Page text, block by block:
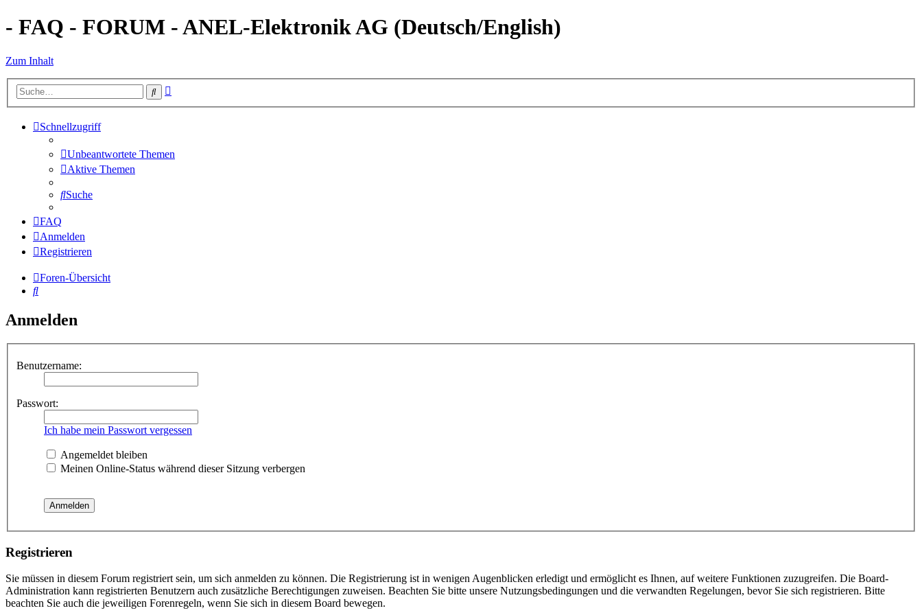
- FAQ - FORUM - ANEL-Elektronik AG (Deutsch/English)
Zum Inhalt
Suche
Schnellzugriff
Unbeantwortete Themen
Aktive Themen
Suche
FAQ
Anmelden
Registrieren
Foren-Übersicht
Suche
Anmelden
Benutzername:
Passwort:
Ich habe mein Passwort vergessen
Angemeldet bleiben
Meinen Online-Status während dieser Sitzung verbergen
Registrieren
Sie müssen in diesem Forum registriert sein, um sich anmelden zu können. Die Registrierung ist in wenigen Augenblicken erledigt und ermöglicht es Ihnen, auf weitere Funktionen zuzugreifen. Die Board-
Administration kann registrierten Benutzern auch zusätzliche Berechtigungen zuweisen. Beachten Sie bitte unsere Nutzungsbedingungen und die verwandten Regelungen, bevor Sie sich registrieren. Bitte
beachten Sie auch die jeweiligen Forenregeln, wenn Sie sich in diesem Board bewegen.